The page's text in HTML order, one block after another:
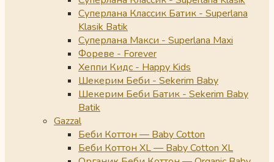
Суперлана Классик Батик - Superlana
Klasik Batik
Суперлана Макси - Superlana Maxi
Фореве - Forever
Хеппи Кидс - Happy Kids
Шекерим Беби - Sekerim Baby
Шекерим Беби Батик - Sekerim Baby
Batik
Gazzal
Беби Коттон — Baby Cotton
Беби Коттон XL — Baby Cotton XL